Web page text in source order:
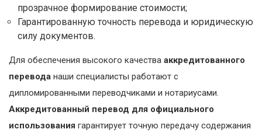
прозрачное формирование стоимости;
Гарантированную точность перевода и юридическую
силу документов.
Для обеспечения высокого качества аккредитованного
перевода наши специалисты работают с
дипломированными переводчиками и нотариусами.
Аккредитованный перевод для официального
использования гарантирует точную передачу содержания